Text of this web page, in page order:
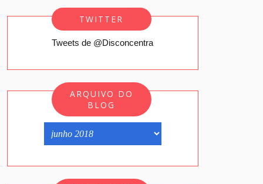
TWITTER
Tweets de @Disconcentra
ARQUIVO DO
BLOG